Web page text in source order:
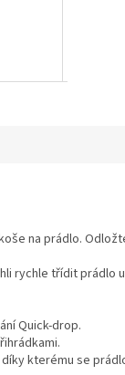
na prádlo.
rychle třídit prádlo
Quick-drop.
kterému se